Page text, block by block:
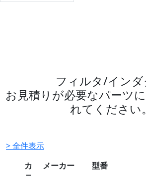
フィルタ/インダ
お見積りが必要なパーツ
れてください。
> 全件表示
カ
メーカー 型番